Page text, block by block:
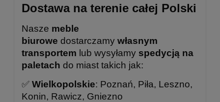
Dostawa na terenie całej Polski
Nasze meble
biurowe dostarczamy własnym
transportem lub wysyłamy spedycją na
paletach do miast takich jak:
✅ Wielkopolskie: Poznań, Piła, Leszno,
Konin, Rawicz, Gniezno